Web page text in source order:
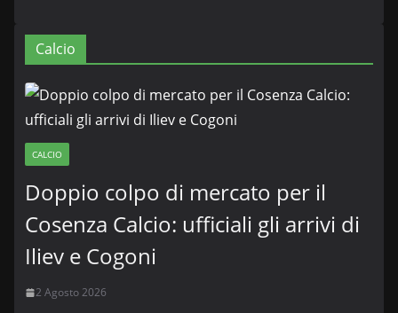
Calcio
CALCIO
Doppio colpo di mercato per il
Cosenza Calcio: ufficiali gli arrivi di
Iliev e Cogoni
2 Agosto 2026